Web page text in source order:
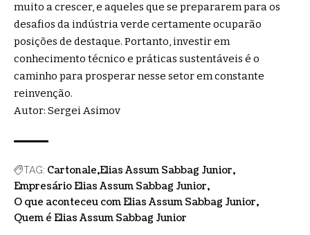
muito a crescer, e aqueles que se prepararem para os
desafios da indústria verde certamente ocuparão
posições de destaque. Portanto, investir em
conhecimento técnico e práticas sustentáveis é o
caminho para prosperar nesse setor em constante
reinvenção.
Autor: Sergei Asimov
TAG: Cartonale Elias Assum Sabbag Junior
Empresário Elias Assum Sabbag Junior
O que aconteceu com Elias Assum Sabbag Junior
Quem é Elias Assum Sabbag Junior